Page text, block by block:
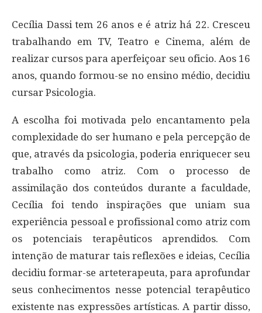
Cecília Dassi tem 26 anos e é atriz há 22. Cresceu
trabalhando em TV, Teatro e Cinema, além de
realizar cursos para aperfeiçoar seu oficio. Aos 16
anos, quando formou-se no ensino médio, decidiu
cursar Psicologia.
A escolha foi motivada pelo encantamento pela
complexidade do ser humano e pela percepção de
que, através da psicologia, poderia enriquecer seu
trabalho como atriz. Com o processo de
assimilação dos conteúdos durante a faculdade,
Cecília foi tendo inspirações que uniam sua
experiência pessoal e profissional como atriz com
os potenciais terapêuticos aprendidos. Com
intenção de maturar tais reflexões e ideias, Cecília
decidiu formar-se arteterapeuta, para aprofundar
seus conhecimentos nesse potencial terapêutico
existente nas expressões artísticas. A partir disso,